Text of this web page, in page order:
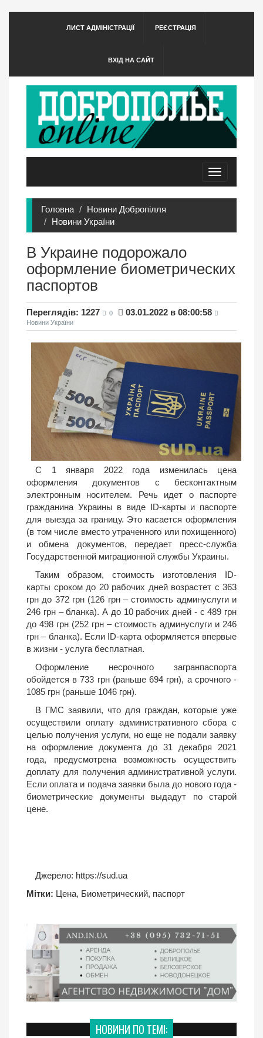
ЛИСТ АДМІНІСТРАЦІЇ РЕЄСТРАЦІЯ
ВХІД НА САЙТ
Toggle
navigation
Головна
Новини Добропілля
Новини України
В Украине подорожало
оформление биометрических
паспортов
Переглядів: 1227 0 03.01.2022 в 08:00:58
Новини України
С 1 января 2022 года изменилась цена
оформления документов с бесконтактным
электронным носителем. Речь идет о паспорте
гражданина Украины в виде ID-карты и паспорте
для выезда за границу. Это касается оформления
(в том числе вместо утраченного или похищенного)
и обмена документов, передает пресс-служба
Государственной миграционной службы Украины.
Таким образом, стоимость изготовления ID-
карты сроком до 20 рабочих дней возрастет с 363
грн до 372 грн (126 грн – стоимость админуслуги и
246 грн – бланка). А до 10 рабочих дней - с 489 грн
до 498 грн (252 грн – стоимость админуслуги и 246
грн – бланка). Если ID-карта оформляется впервые
в жизни - услуга бесплатная.
Оформление несрочного загранпаспорта
обойдется в 733 грн (раньше 694 грн), а срочного -
1085 грн (раньше 1046 грн).
В ГМС заявили, что для граждан, которые уже
осуществили оплату административного сбора с
целью получения услуги, но еще не подали заявку
на оформление документа до 31 декабря 2021
года, предусмотрена возможность осуществить
доплату для получения административной услуги.
Если оплата и подача заявки была до нового года -
биометрические документы выдадут по старой
цене.
Джерело: https://sud.ua
Мітки: Цена, Биометрический, паспорт
НОВИНИ ПО ТЕМІ: